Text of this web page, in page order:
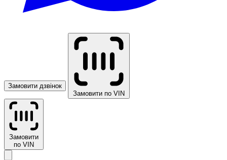
Замовити дзвінок
Замовити по VIN
Замовити
по VIN